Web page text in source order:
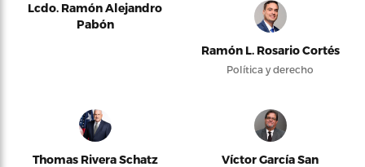
Lcdo. Ramón Alejandro
Pabón
Ramón L. Rosario Cortés
Política y derecho
Thomas Rivera Schatz
Víctor García San